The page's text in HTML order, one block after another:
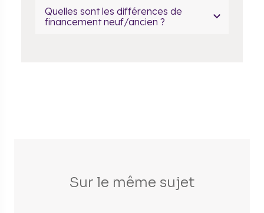
Quelles sont les différences de
financement neuf/ancien ?
Sur le même sujet